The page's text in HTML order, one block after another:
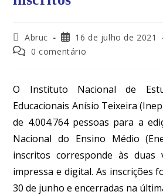
Abruc 16 de julho de 2021
0 comentário
O Instituto Nacional de
Educacionais Anísio Teixeira
de 4.004.764 pessoas para a
Nacional do Ensino Médio
inscritos corresponde às duas
impressa e digital. As inscrições
30 de junho e encerradas na